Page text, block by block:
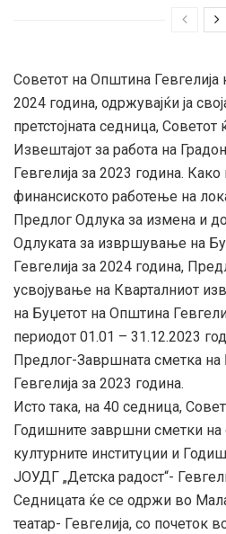
Советот на Општина Гевгелија
2024 година, одржувајќи ја
претстојната седница, Советот
Извештајот за работа на
Гевгелија за 2023 година.
финансиското работење на
Предлог Одлука за измена и
Одлуката за извршување на
Гевгелија за 2024 година,
усвојување на Кварталниот
на Буџетот на Општина
периодот 01.01 – 31.12.2023
Предлог-Завршната сметка
Гевгелија за 2023 година.
Исто така, на 40 седница,
Годишните завршни сметки на
културните институции и
ЈОУДГ „Детска радост“-
Седницата ќе се одржи во
театар- Гевгелија, со почеток